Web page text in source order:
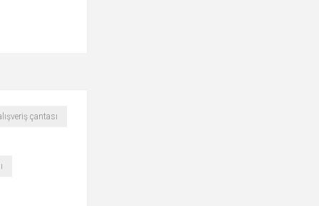
çantası